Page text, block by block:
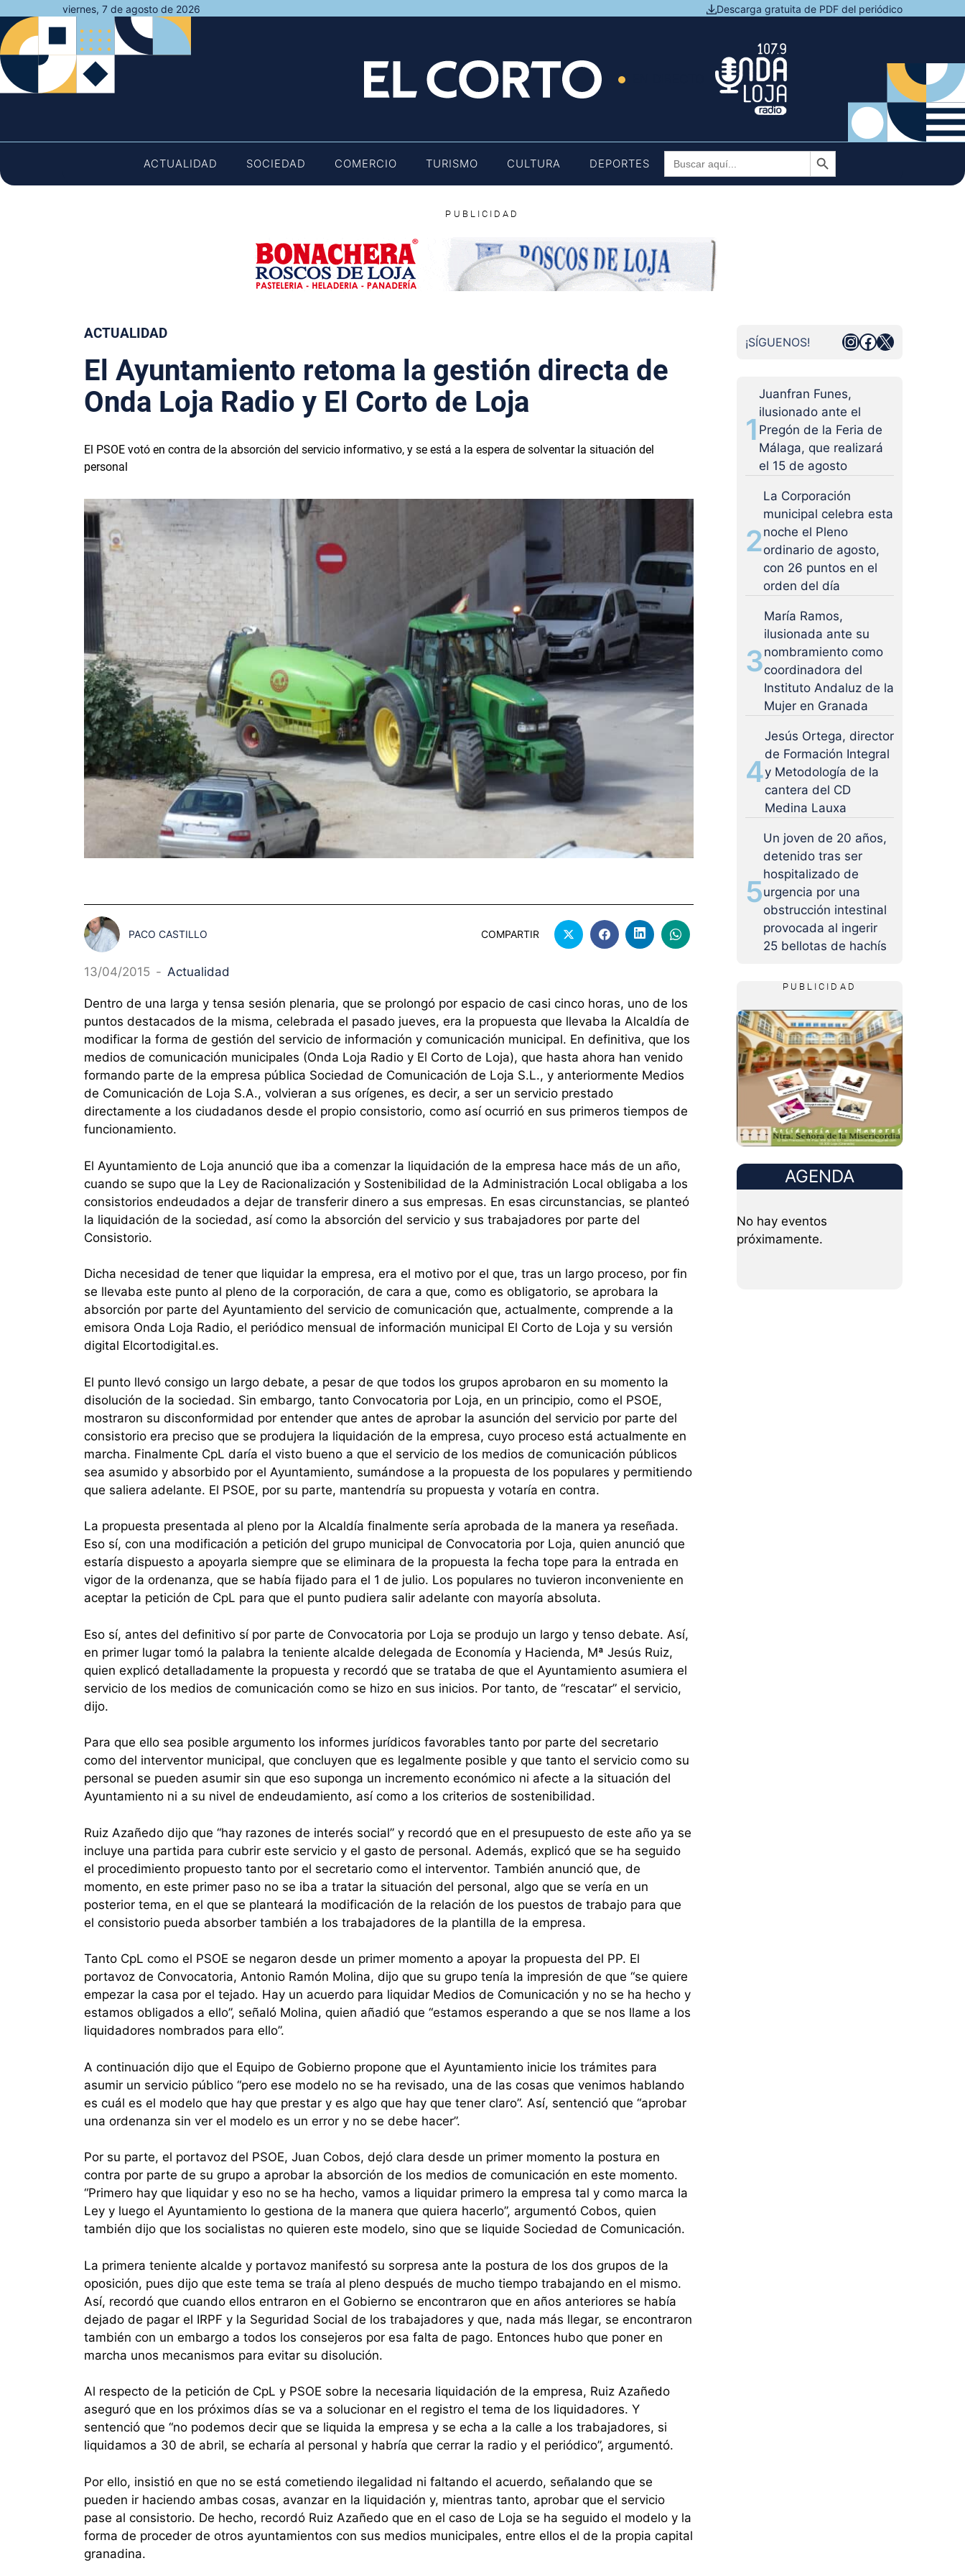
al
contenido
viernes, 7 de agosto de 2026 Descarga gratuita de PDF del periódico
ACTUALIDAD SOCIEDAD COMERCIO TURISMO CULTURA DEPORTES
Buscar: Botón de búsqueda
PUBLICIDAD
ACTUALIDAD
El Ayuntamiento retoma la gestión directa de
Onda Loja Radio y El Corto de Loja
El PSOE votó en contra de la absorción del servicio informativo, y se está a la espera de solventar la situación del
personal
PACO CASTILLO COMPARTIR
13/04/2015 - Actualidad
Dentro de una larga y tensa sesión plenaria, que se prolongó por espacio de casi cinco horas, uno de los
puntos destacados de la misma, celebrada el pasado jueves, era la propuesta que llevaba la Alcaldía de
modificar la forma de gestión del servicio de información y comunicación municipal. En definitiva, que los
medios de comunicación municipales (Onda Loja Radio y El Corto de Loja), que hasta ahora han venido
formando parte de la empresa pública Sociedad de Comunicación de Loja S.L., y anteriormente Medios
de Comunicación de Loja S.A., volvieran a sus orígenes, es decir, a ser un servicio prestado
directamente a los ciudadanos desde el propio consistorio, como así ocurrió en sus primeros tiempos de
funcionamiento.
El Ayuntamiento de Loja anunció que iba a comenzar la liquidación de la empresa hace más de un año,
cuando se supo que la Ley de Racionalización y Sostenibilidad de la Administración Local obligaba a los
consistorios endeudados a dejar de transferir dinero a sus empresas. En esas circunstancias, se planteó
la liquidación de la sociedad, así como la absorción del servicio y sus trabajadores por parte del
Consistorio.
Dicha necesidad de tener que liquidar la empresa, era el motivo por el que, tras un largo proceso, por fin
se llevaba este punto al pleno de la corporación, de cara a que, como es obligatorio, se aprobara la
absorción por parte del Ayuntamiento del servicio de comunicación que, actualmente, comprende a la
emisora Onda Loja Radio, el periódico mensual de información municipal El Corto de Loja y su versión
digital Elcortodigital.es.
El punto llevó consigo un largo debate, a pesar de que todos los grupos aprobaron en su momento la
disolución de la sociedad. Sin embargo, tanto Convocatoria por Loja, en un principio, como el PSOE,
mostraron su disconformidad por entender que antes de aprobar la asunción del servicio por parte del
consistorio era preciso que se produjera la liquidación de la empresa, cuyo proceso está actualmente en
marcha. Finalmente CpL daría el visto bueno a que el servicio de los medios de comunicación públicos
sea asumido y absorbido por el Ayuntamiento, sumándose a la propuesta de los populares y permitiendo
que saliera adelante. El PSOE, por su parte, mantendría su propuesta y votaría en contra.
La propuesta presentada al pleno por la Alcaldía finalmente sería aprobada de la manera ya reseñada.
Eso sí, con una modificación a petición del grupo municipal de Convocatoria por Loja, quien anunció que
estaría dispuesto a apoyarla siempre que se eliminara de la propuesta la fecha tope para la entrada en
vigor de la ordenanza, que se había fijado para el 1 de julio. Los populares no tuvieron inconveniente en
aceptar la petición de CpL para que el punto pudiera salir adelante con mayoría absoluta.
Eso sí, antes del definitivo sí por parte de Convocatoria por Loja se produjo un largo y tenso debate. Así,
en primer lugar tomó la palabra la teniente alcalde delegada de Economía y Hacienda, Mª Jesús Ruiz,
quien explicó detalladamente la propuesta y recordó que se trataba de que el Ayuntamiento asumiera el
servicio de los medios de comunicación como se hizo en sus inicios. Por tanto, de “rescatar” el servicio,
dijo.
Para que ello sea posible argumento los informes jurídicos favorables tanto por parte del secretario
como del interventor municipal, que concluyen que es legalmente posible y que tanto el servicio como su
personal se pueden asumir sin que eso suponga un incremento económico ni afecte a la situación del
Ayuntamiento ni a su nivel de endeudamiento, así como a los criterios de sostenibilidad.
Ruiz Azañedo dijo que “hay razones de interés social” y recordó que en el presupuesto de este año ya se
incluye una partida para cubrir este servicio y el gasto de personal. Además, explicó que se ha seguido
el procedimiento propuesto tanto por el secretario como el interventor. También anunció que, de
momento, en este primer paso no se iba a tratar la situación del personal, algo que se vería en un
posterior tema, en el que se planteará la modificación de la relación de los puestos de trabajo para que
el consistorio pueda absorber también a los trabajadores de la plantilla de la empresa.
Tanto CpL como el PSOE se negaron desde un primer momento a apoyar la propuesta del PP. El
portavoz de Convocatoria, Antonio Ramón Molina, dijo que su grupo tenía la impresión de que “se quiere
empezar la casa por el tejado. Hay un acuerdo para liquidar Medios de Comunicación y no se ha hecho y
estamos obligados a ello”, señaló Molina, quien añadió que “estamos esperando a que se nos llame a los
liquidadores nombrados para ello”.
A continuación dijo que el Equipo de Gobierno propone que el Ayuntamiento inicie los trámites para
asumir un servicio público “pero ese modelo no se ha revisado, una de las cosas que venimos hablando
es cuál es el modelo que hay que prestar y es algo que hay que tener claro”. Así, sentenció que “aprobar
una ordenanza sin ver el modelo es un error y no se debe hacer”.
Por su parte, el portavoz del PSOE, Juan Cobos, dejó clara desde un primer momento la postura en
contra por parte de su grupo a aprobar la absorción de los medios de comunicación en este momento.
“Primero hay que liquidar y eso no se ha hecho, vamos a liquidar primero la empresa tal y como marca la
Ley y luego el Ayuntamiento lo gestiona de la manera que quiera hacerlo”, argumentó Cobos, quien
también dijo que los socialistas no quieren este modelo, sino que se liquide Sociedad de Comunicación.
La primera teniente alcalde y portavoz manifestó su sorpresa ante la postura de los dos grupos de la
oposición, pues dijo que este tema se traía al pleno después de mucho tiempo trabajando en el mismo.
Así, recordó que cuando ellos entraron en el Gobierno se encontraron que en años anteriores se había
dejado de pagar el IRPF y la Seguridad Social de los trabajadores y que, nada más llegar, se encontraron
también con un embargo a todos los consejeros por esa falta de pago. Entonces hubo que poner en
marcha unos mecanismos para evitar su disolución.
Al respecto de la petición de CpL y PSOE sobre la necesaria liquidación de la empresa, Ruiz Azañedo
aseguró que en los próximos días se va a solucionar en el registro el tema de los liquidadores. Y
sentenció que “no podemos decir que se liquida la empresa y se echa a la calle a los trabajadores, si
liquidamos a 30 de abril, se echaría al personal y habría que cerrar la radio y el periódico”, argumentó.
Por ello, insistió en que no se está cometiendo ilegalidad ni faltando el acuerdo, señalando que se
pueden ir haciendo ambas cosas, avanzar en la liquidación y, mientras tanto, aprobar que el servicio
pase al consistorio. De hecho, recordó Ruiz Azañedo que en el caso de Loja se ha seguido el modelo y la
forma de proceder de otros ayuntamientos con sus medios municipales, entre ellos el de la propia capital
granadina.
¡SÍGUENOS! Instagram
Facebook
X
1
Juanfran Funes,
ilusionado ante el
Pregón de la Feria de
Málaga, que realizará
el 15 de agosto
2
La Corporación
municipal celebra esta
noche el Pleno
ordinario de agosto,
con 26 puntos en el
orden del día
3
María Ramos,
ilusionada ante su
nombramiento como
coordinadora del
Instituto Andaluz de la
Mujer en Granada
4
Jesús Ortega, director
de Formación Integral
y Metodología de la
cantera del CD
Medina Lauxa
5
Un joven de 20 años,
detenido tras ser
hospitalizado de
urgencia por una
obstrucción intestinal
provocada al ingerir
25 bellotas de hachís
PUBLICIDAD
AGENDA
No hay eventos
próximamente.